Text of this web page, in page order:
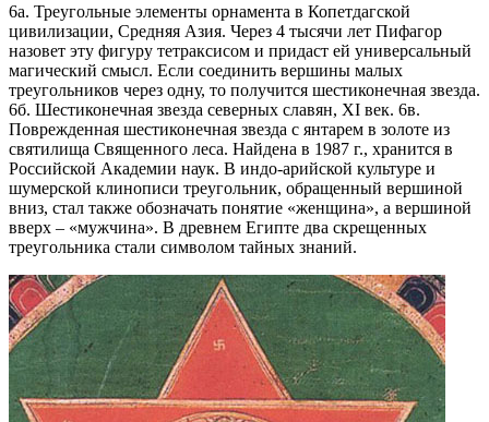
6а. Треугольные элементы орнамента в Копетдагской
цивилизации, Средняя Азия. Через 4 тысячи лет Пифагор
назовет эту фигуру тетраксисом и придаст ей универсальный
магический смысл. Если соединить вершины малых
треугольников через одну, то получится шестиконечная звезда.
6б. Шестиконечная звезда северных славян, XI век. 6в.
Поврежденная шестиконечная звезда с янтарем в золоте из
святилища Священного леса. Найдена в 1987 г., хранится в
Российской Академии наук. В индо-арийской культуре и
шумерской клинописи треугольник, обращенный вершиной
вниз, стал также обозначать понятие «женщина», а вершиной
вверх – «мужчина». В древнем Египте два скрещенных
треугольника стали символом тайных знаний.